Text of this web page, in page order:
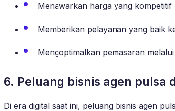
Menawarkan harga yang kompetitif
Memberikan pelayanan yang baik
Mengoptimalkan pemasaran
6. Peluang bisnis agen pulsa
Di era digital saat ini, peluang bisnis agen